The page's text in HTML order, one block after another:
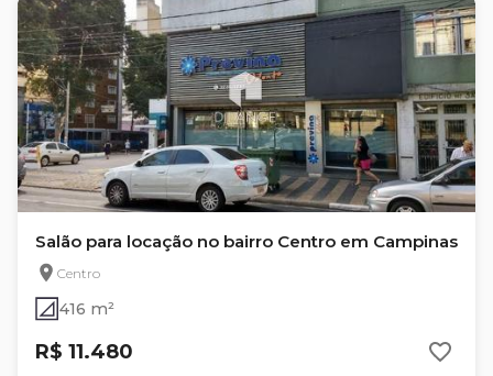
Salão para locação no bairro Centro em Campinas
Centro
416 m²
R$ 11.480